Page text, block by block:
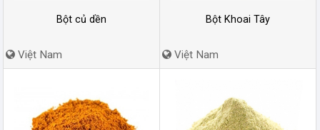
Bột củ dền
Việt Nam
Bột Khoai Tây
Việt Nam